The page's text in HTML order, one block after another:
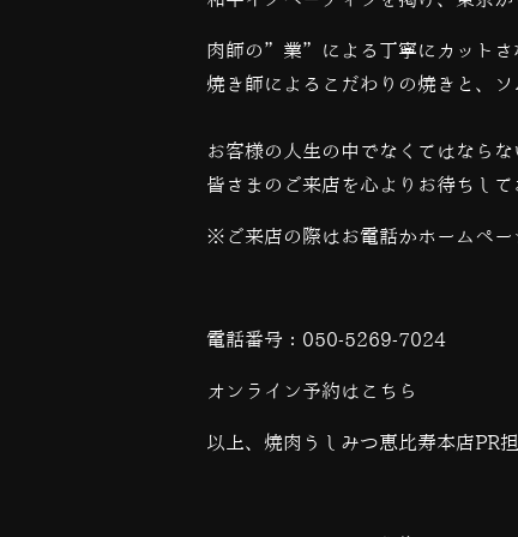
肉師の”業”による丁寧にカットさ
焼き師によるこだわりの焼きと、
お客様の人生の中でなくてはなら
皆さまのご来店を心よりお待ちして
※ご来店の際はお電話かホームペー
電話番号： 050-5269-7024
オンライン予約は こちら
以上、焼肉うしみつ恵比寿本店PR担